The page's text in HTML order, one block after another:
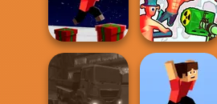
Snow Ride 3D
Sniper Shot:
Bullet Time
Parkour Block